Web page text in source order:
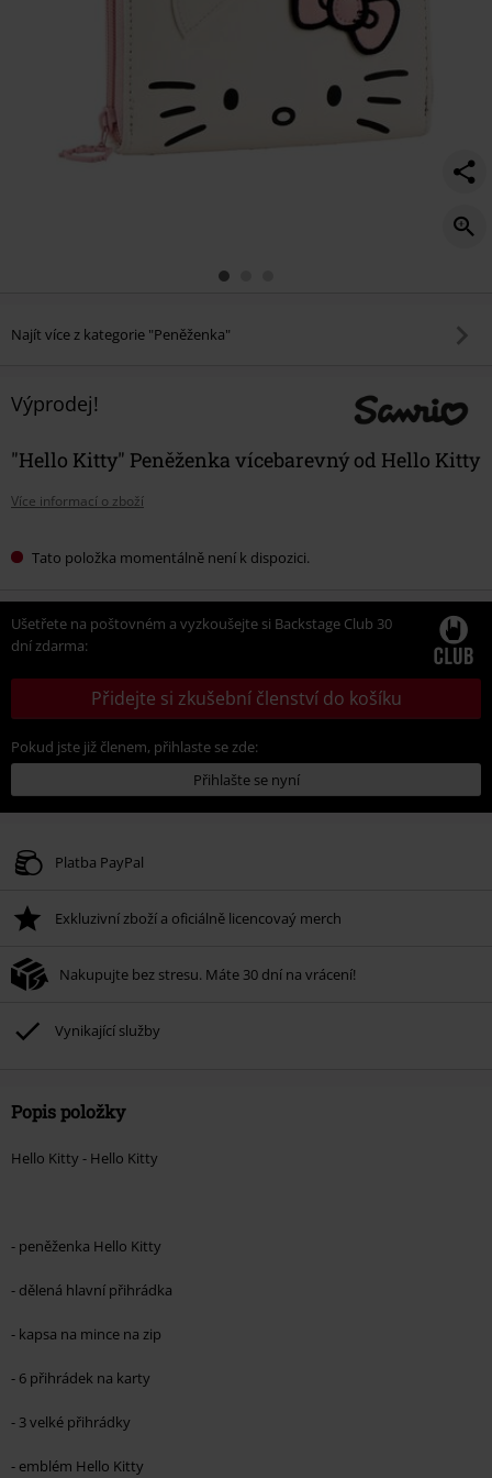
Najít více z kategorie "Peněženka"
Výprodej!
"Hello Kitty" Peněženka vícebarevný od Hello Kitty
Více informací o zboží
Tato položka momentálně není k dispozici.
Ušetřete na poštovném a vyzkoušejte si Backstage Club 30
dní zdarma:
Přidejte si zkušební členství do košíku
Pokud jste již členem, přihlaste se zde:
Přihlašte se nyní
Platba PayPal
Exkluzivní zboží a oficiálně licencovaý merch
Nakupujte bez stresu. Máte 30 dní na vrácení!
Vynikající služby
Popis položky
Hello Kitty - Hello Kitty
- peněženka Hello Kitty
- dělená hlavní přihrádka
- kapsa na mince na zip
- 6 přihrádek na karty
- 3 velké přihrádky
- emblém Hello Kitty